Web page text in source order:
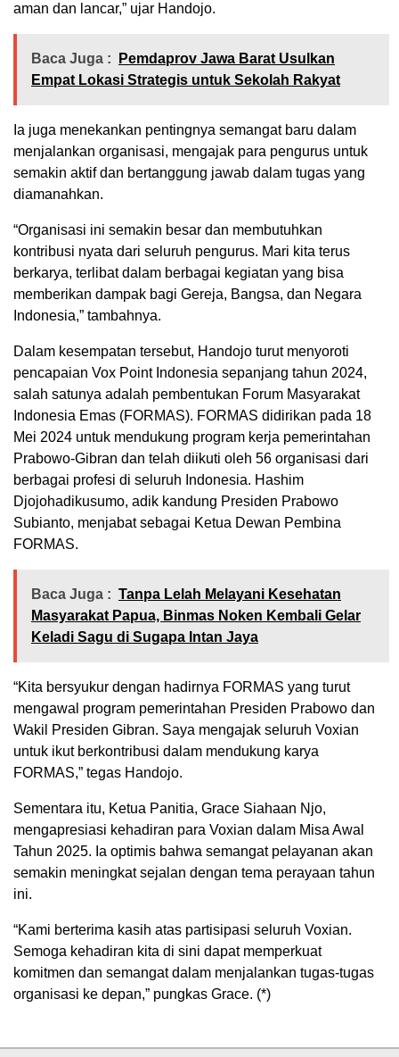
aman dan lancar,” ujar Handojo.
Baca Juga :
Pemdaprov Jawa Barat Usulkan
Empat Lokasi Strategis untuk Sekolah Rakyat
Ia juga menekankan pentingnya semangat baru dalam
menjalankan organisasi, mengajak para pengurus untuk
semakin aktif dan bertanggung jawab dalam tugas yang
diamanahkan.
“Organisasi ini semakin besar dan membutuhkan
kontribusi nyata dari seluruh pengurus. Mari kita terus
berkarya, terlibat dalam berbagai kegiatan yang bisa
memberikan dampak bagi Gereja, Bangsa, dan Negara
Indonesia,” tambahnya.
Dalam kesempatan tersebut, Handojo turut menyoroti
pencapaian Vox Point Indonesia sepanjang tahun 2024,
salah satunya adalah pembentukan Forum Masyarakat
Indonesia Emas (FORMAS). FORMAS didirikan pada 18
Mei 2024 untuk mendukung program kerja pemerintahan
Prabowo-Gibran dan telah diikuti oleh 56 organisasi dari
berbagai profesi di seluruh Indonesia. Hashim
Djojohadikusumo, adik kandung Presiden Prabowo
Subianto, menjabat sebagai Ketua Dewan Pembina
FORMAS.
Baca Juga : Tanpa Lelah Melayani Kesehatan
Masyarakat Papua, Binmas Noken Kembali Gelar
Keladi Sagu di Sugapa Intan Jaya
“Kita bersyukur dengan hadirnya FORMAS yang turut
mengawal program pemerintahan Presiden Prabowo dan
Wakil Presiden Gibran. Saya mengajak seluruh Voxian
untuk ikut berkontribusi dalam mendukung karya
FORMAS,” tegas Handojo.
Sementara itu, Ketua Panitia, Grace Siahaan Njo,
mengapresiasi kehadiran para Voxian dalam Misa Awal
Tahun 2025. Ia optimis bahwa semangat pelayanan akan
semakin meningkat sejalan dengan tema perayaan tahun
ini.
“Kami berterima kasih atas partisipasi seluruh Voxian.
Semoga kehadiran kita di sini dapat memperkuat
komitmen dan semangat dalam menjalankan tugas-tugas
organisasi ke depan,” pungkas Grace. (*)